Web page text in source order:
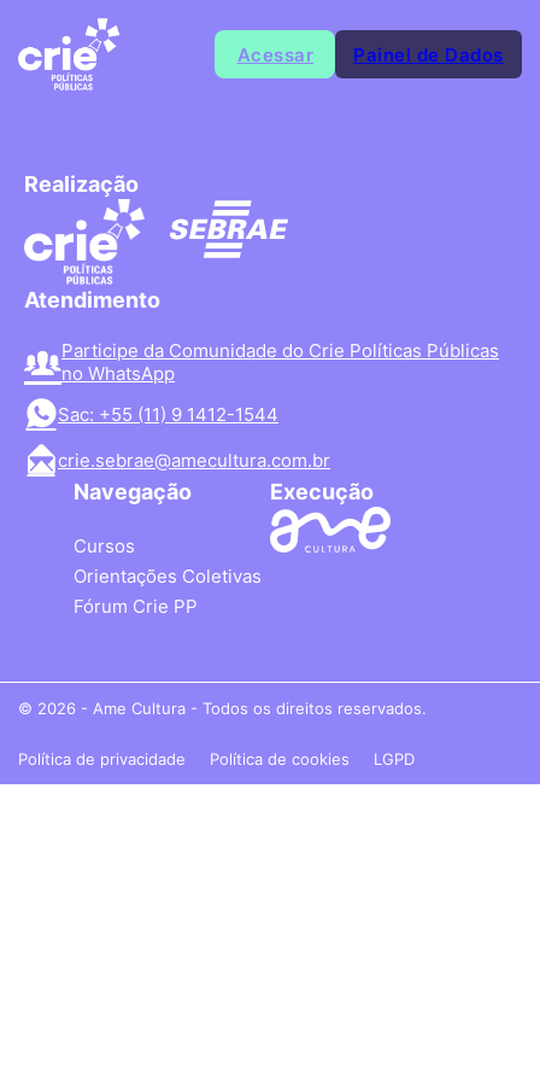
Acessar Painel de Dados
Realização
Atendimento
Participe da Comunidade do Crie Políticas Públicas
no WhatsApp
Sac: +55 (11) 9 1412-1544
crie.sebrae@amecultura.com.br
Navegação
Cursos
Orientações Coletivas
Fórum Crie PP
Execução
© 2026 - Ame Cultura - Todos os direitos reservados.
Política de privacidade Política de cookies LGPD